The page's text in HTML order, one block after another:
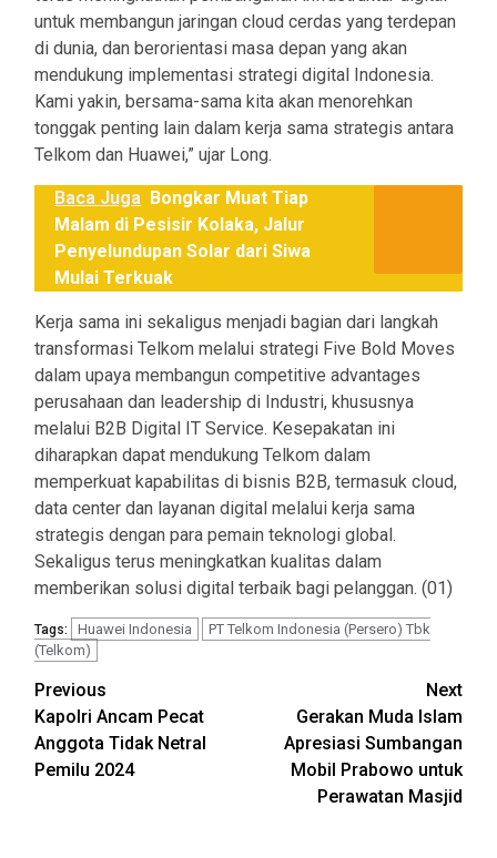
untuk membangun jaringan cloud cerdas yang terdepan
di dunia, dan berorientasi masa depan yang akan
mendukung implementasi strategi digital Indonesia.
Kami yakin, bersama-sama kita akan menorehkan
tonggak penting lain dalam kerja sama strategis antara
Telkom dan Huawei,” ujar Long.
Baca Juga Bongkar Muat Tiap
Malam di Pesisir Kolaka, Jalur
Penyelundupan Solar dari Siwa
Mulai Terkuak
Kerja sama ini sekaligus menjadi bagian dari langkah
transformasi Telkom melalui strategi Five Bold Moves
dalam upaya membangun competitive advantages
perusahaan dan leadership di Industri, khususnya
melalui B2B Digital IT Service. Kesepakatan ini
diharapkan dapat mendukung Telkom dalam
memperkuat kapabilitas di bisnis B2B, termasuk cloud,
data center dan layanan digital melalui kerja sama
strategis dengan para pemain teknologi global.
Sekaligus terus meningkatkan kualitas dalam
memberikan solusi digital terbaik bagi pelanggan. (01)
Tags: Huawei Indonesia
PT Telkom Indonesia (Persero) Tbk
(Telkom)
Post
navigation
Previous
Kapolri Ancam Pecat
Anggota Tidak Netral
Pemilu 2024
Next
Gerakan Muda Islam
Apresiasi Sumbangan
Mobil Prabowo untuk
Perawatan Masjid